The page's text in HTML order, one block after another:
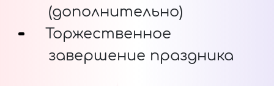
(дополнительно)
Торжественное
завершение праздника